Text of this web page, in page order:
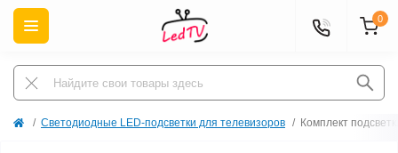
0
Светодиодные LED-подсветки для телевизоров Комплект